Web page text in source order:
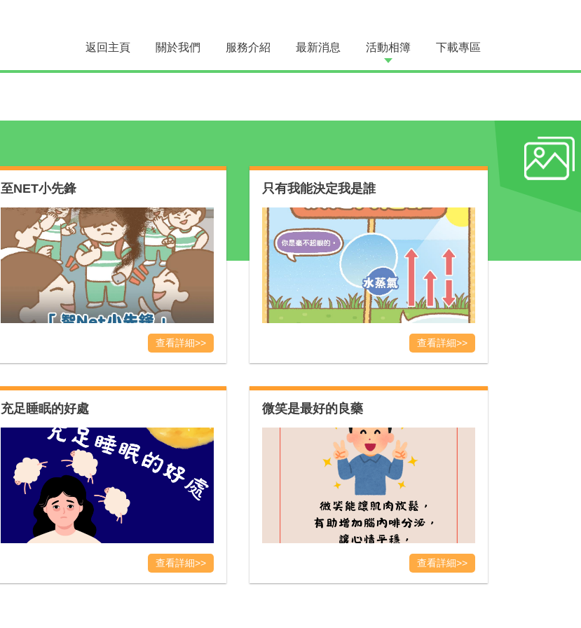
返回主頁 關於我們 服務介紹 最新消息 活動相簿 下載專區
至NET小先鋒
查看詳細>>
只有我能決定我是誰
查看詳細>>
充足睡眠的好處
查看詳細>>
微笑是最好的良藥
查看詳細>>